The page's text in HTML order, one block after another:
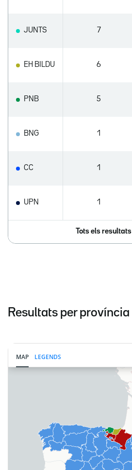
JUNTS 7
EH BILDU 6
PNB 5
BNG 1
CC 1
UPN 1
Tots els resultats
Resultats per província